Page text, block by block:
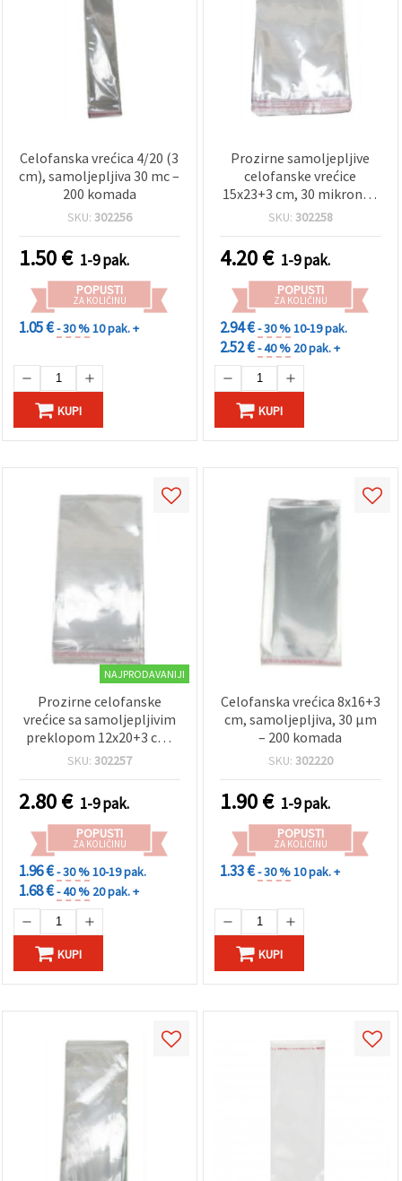
Celofanska vrećica 4/20 (3
cm), samoljepljiva 30 mc –
200 komada
SKU: 302256
1.50€ 1-9 pak.
POPUSTI
ZA KOLIČINU
1.05 €- 30 %10 pak. +
KUPI
Prozirne samoljepljive
celofanske vrećice
15x23+3 cm, 30 mikrona -
pakiranje 200 komada
SKU: 302258
4.20€ 1-9 pak.
POPUSTI
ZA KOLIČINU
2.94 €- 30 %10-19 pak.
2.52 €- 40 % 20 pak. +
KUPI
NAJPRODAVANIJI
Prozirne celofanske
vrećice sa samoljepljivim
preklopom 12x20+3 cm,
30 mikrona - paket 200
SKU: 302257
2.80€ 1-9 pak.
POPUSTI
ZA KOLIČINU
1.96 €- 30 %10-19 pak.
1.68 €- 40 % 20 pak. +
KUPI
Celofanska vrećica 8x16+3
cm, samoljepljiva, 30 µm
– 200 komada
SKU: 302220
1.90€ 1-9 pak.
POPUSTI
ZA KOLIČINU
1.33 €- 30 %10 pak. +
KUPI